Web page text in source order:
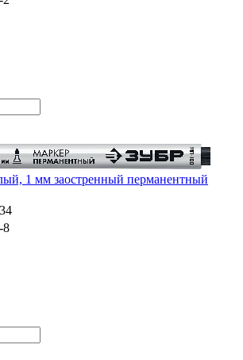
1 мм заостренный перманентный
8